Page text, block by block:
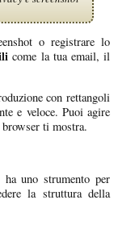
o registrare lo
come la tua email, il
con rettangoli
e veloce. Puoi agire
ti mostra.
uno strumento per
la struttura della